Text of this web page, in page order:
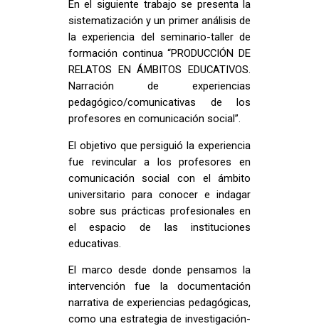
En el siguiente trabajo se presenta la
sistematización y un primer análisis de
la experiencia del seminario-taller de
formación continua “PRODUCCIÓN DE
RELATOS EN ÁMBITOS EDUCATIVOS.
Narración de experiencias
pedagógico/comunicativas de los
profesores en comunicación social”.
El objetivo que persiguió la experiencia
fue revincular a los profesores en
comunicación social con el ámbito
universitario para conocer e indagar
sobre sus prácticas profesionales en
el espacio de las instituciones
educativas.
El marco desde donde pensamos la
intervención fue la documentación
narrativa de experiencias pedagógicas,
como una estrategia de investigación-